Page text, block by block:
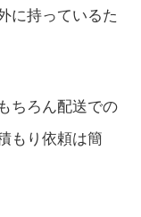
に持っているた
ちろん配送での
もり依頼は簡